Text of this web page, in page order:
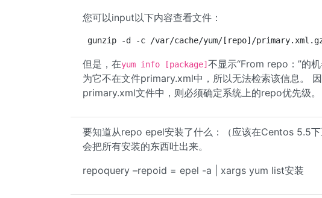
您可以input以下内容查看文件：
gunzip -d -c /var/cache/yum/[repo]/
但是，在yum info [package] 不显示“From repo：”的
为它不在文件primary.xml中，所以无法检索该信息。
primary.xml文件中，则必须确定系统上的repo优先级。
要知道从repo epel安装了什么：（应该在Centos 5.5
会把所有安装的东西吐出来。
repoquery –repoid = epel -a | xargs yum list安装